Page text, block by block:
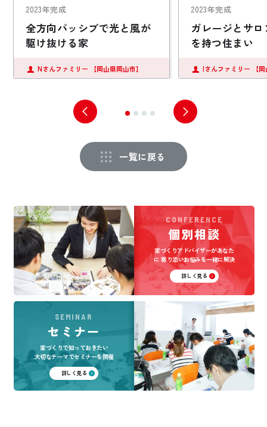
2023年完成
全方向パッシブで光と風が
駆け抜ける家
Nさんファミリー 【岡山県岡山市】
2023年完成
ガレージとサ
を持つ住まい
Iさんファミリー 【
一覧に戻る
CONFERENCE
個別相談
家づくりアドバイザーがあなた
に寄り添いお悩みを一緒に解決
詳しく見る
SEMINAR
セミナー
家づくりで知っておきたい
大切なテーマでセミナーを開催
詳しく見る